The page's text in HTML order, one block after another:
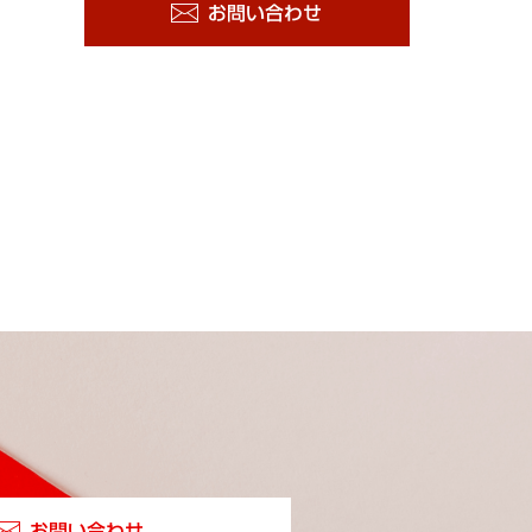
お問い合わせ